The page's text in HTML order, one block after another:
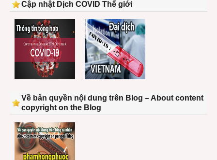
Cập nhật Dịch COVID Thế giới
Về bản quyền nội dung trên Blog – About content
copyright on the Blog